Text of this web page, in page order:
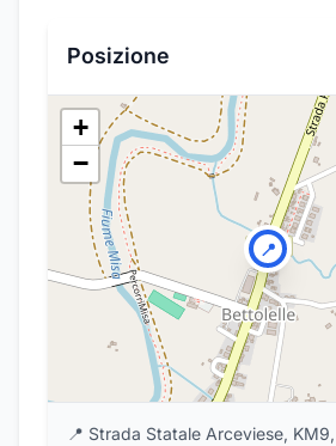
Posizione
📍
+
−
📍 Strada Statale Arceviese,